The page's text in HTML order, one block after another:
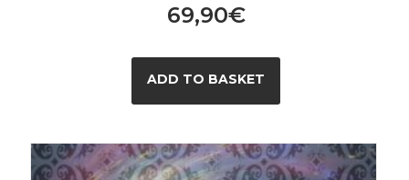
69,90€
ADD TO BASKET